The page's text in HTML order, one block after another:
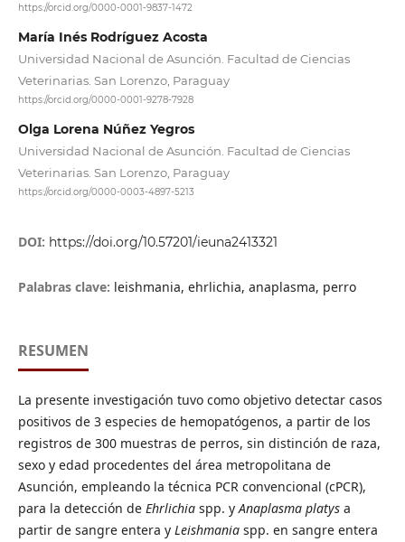
https://orcid.org/0000-0001-9837-1472
María Inés Rodríguez Acosta
Universidad Nacional de Asunción. Facultad de Ciencias
Veterinarias. San Lorenzo, Paraguay
https://orcid.org/0000-0001-9278-7928
Olga Lorena Núñez Yegros
Universidad Nacional de Asunción. Facultad de Ciencias
Veterinarias. San Lorenzo, Paraguay
https://orcid.org/0000-0003-4897-5213
DOI: https://doi.org/10.57201/ieuna2413321
Palabras clave: leishmania, ehrlichia, anaplasma, perro
RESUMEN
La presente investigación tuvo como objetivo detectar casos
positivos de 3 especies de hemopatógenos, a partir de los
registros de 300 muestras de perros, sin distinción de raza,
sexo y edad procedentes del área metropolitana de
Asunción, empleando la técnica PCR convencional (cPCR),
para la detección de Ehrlichia spp. yAnaplasma platysa
partir de sangre entera y Leishmaniaspp. en sangre entera